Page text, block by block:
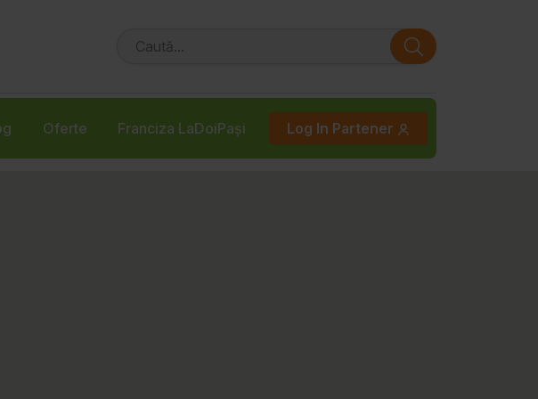
Oferte Franciza LaDoiPași Log In Partener